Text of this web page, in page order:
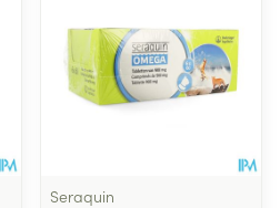
Seraquin